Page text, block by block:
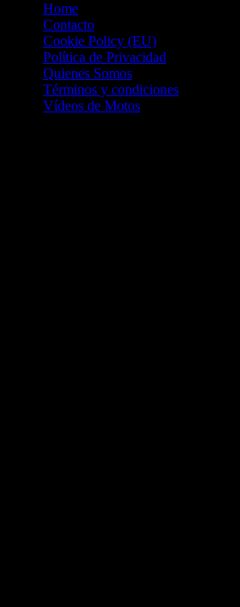
Home
Contacto
Cookie Policy (EU)
Política de Privacidad
Quienes Somos
Términos y condiciones
Vídeos de Motos